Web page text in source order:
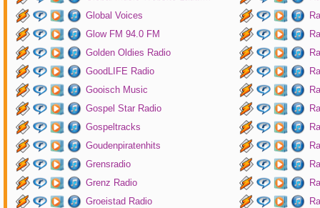
Global Voices
Glow FM 94.0 FM
Golden Oldies Radio
GoodLIFE Radio
Gooisch Music
Gospel Star Radio
Gospeltracks
Goudenpiratenhits
Grensradio
Grenz Radio
Groeistad Radio